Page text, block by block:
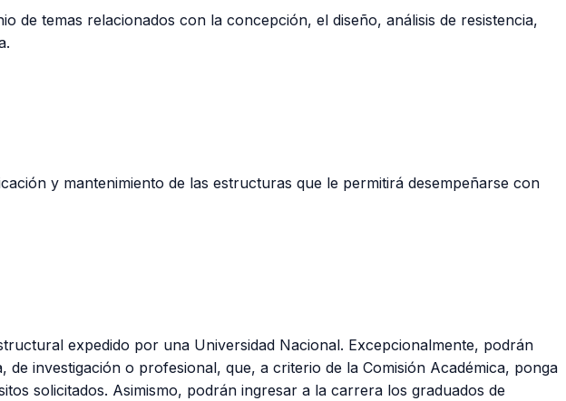
de temas relacionados con la concepción, el diseño, análisis de resistencia,
y mantenimiento de las estructuras que le permitirá desempeñarse con
expedido por una Universidad Nacional. Excepcionalmente, podrán
investigación o profesional, que, a criterio de la Comisión Académica, ponga
solicitados. Asimismo, podrán ingresar a la carrera los graduados de